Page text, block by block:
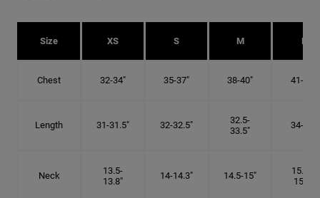
Size XS S M L
Chest 32-34" 35-37" 38-40" 41-43"
Length 31-31.5" 32-32.5"
32.5-
33.5"
34-35"
Neck
13.5-
13.8"
14-14.3" 14.5-15"
15.25-
15.5"